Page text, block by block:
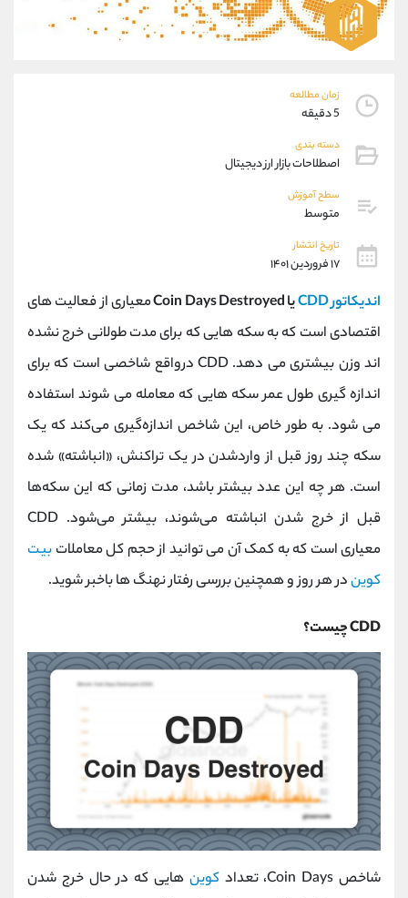
زمان مطالعه
5 دقیقه
دسته بندی
اصطلاحات بازار ارز دیجیتال
سطح آموزش
متوسط
تاریخ انتشار
۱۷ فروردین ۱۴۰۱
اندیکاتور CDD یا Coin Days Destroyed
معیاری از فعالیت های
اقتصادی است که به سکه هایی که برای مدت طولانی خرج نشده
اند وزن بیشتری می دهد. CDD درواقع شاخصی است که برای
اندازه گیری طول عمر سکه هایی که معامله می شوند استفاده
می شود. به طور خاص، این شاخص اندازه‌گیری می‌کند که یک
سکه چند روز قبل از واردشدن در یک تراکنش، «انباشته» شده
است. هر چه این عدد بیشتر باشد، مدت زمانی که این سکه‌ها
قبل از خرج شدن انباشته می‌شوند، بیشتر می‌شود. CDD
معیاری است که به کمک آن می توانید از حجم کل معاملات بیت
کویندر هر روز و همچنین بررسی رفتار نهنگ ها باخبر شوید.
CDD چیست؟
شاخص Coin Days، تعداد کوین‌ هایی که در حال خرج شدن
09194198792
واتساپ شروع گفتگو
تلگرام
پشتیبان فروش
موبایل
اطلاعات تماس (دفتر فروش)
تلفن 021-22021030
021-22021040
بدون پیش شماره 90001030
اینستاگرام @alireza.mehrabii
کانال تلگرام @alirezamehrabi_com
@alirezamehrabi_official